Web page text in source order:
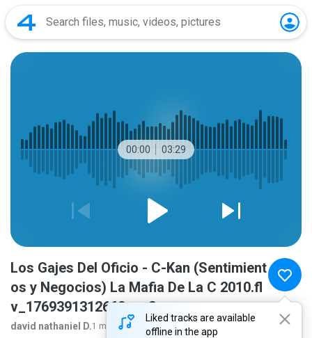
00:00 03:29
Liked tracks are available
offline in the app
Los Gajes Del Oficio - C-Kan (Sentimient
os y Negocios) La Mafia De La C 2010.fl
v_1769391312660.mp3
david nathaniel D.1 month ago more...